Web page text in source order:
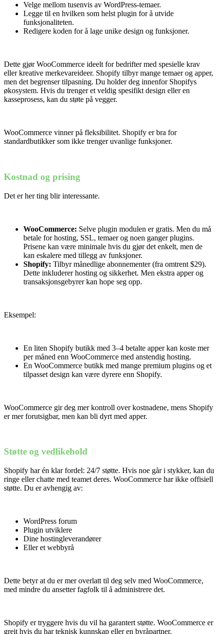
Velge mellom tusenvis av WordPress-temaer.
Legge til en hvilken som helst plugin for å utvide
funksjonaliteten.
Redigere koden for å lage unike design og funksjoner.
Dette gjør WooCommerce ideelt for bedrifter med spesielle krav
eller kreative merkevareideer. Shopify tilbyr mange temaer og apper,
men det begrenser tilpasning. Du holder deg innenfor Shopifys
økosystem. Hvis du trenger et veldig spesifikt design eller en
kasseprosess, kan du støte på vegger.
WooCommerce vinner på fleksibilitet. Shopify er bra for
standardbutikker som ikke trenger uvanlige funksjoner.
Kostnad og prising
Det er her ting blir interessante.
WooCommerce: Selve plugin modulen er gratis. Men du må
betale for hosting, SSL, temaer og noen ganger plugins.
Prisene kan være minimale hvis du gjør det enkelt, men de
kan eskalere med tillegg av funksjoner.
Shopify: Tilbyr månedlige abonnementer (fra omtrent $29).
Dette inkluderer hosting og sikkerhet. Men ekstra apper og
transaksjonsgebyrer kan hope seg opp.
Eksempel:
En liten Shopify butikk med 3–4 betalte apper kan koste mer
per måned enn WooCommerce med anstendig hosting.
En WooCommerce butikk med mange premium plugins og et
tilpasset design kan være dyrere enn Shopify.
WooCommerce gir deg mer kontroll over kostnadene, mens Shopify
er mer forutsigbar, men kan bli dyrt med apper.
Støtte og vedlikehold
Shopify har én klar fordel: 24/7 støtte. Hvis noe går i stykker, kan du
ringe eller chatte med teamet deres. WooCommerce har ikke offisiell
støtte. Du er avhengig av:
WordPress forum
Plugin utviklere
Dine hostingleverandører
Eller et webbyrå
Dette betyr at du er mer overlatt til deg selv med WooCommerce,
med mindre du ansetter fagfolk til å administrere det.
Shopify er tryggere hvis du vil ha garantert støtte. WooCommerce er
greit hvis du har teknisk kunnskap eller en byråpartner.
Statistikk
Markedsføring